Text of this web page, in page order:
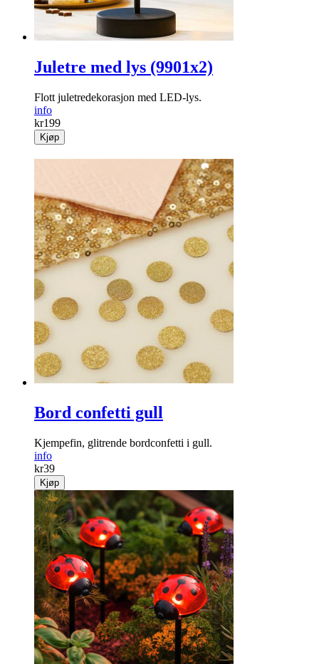
Juletre med lys (9901x2)
Flott juletre­dekorasjon med LED-lys.
info
kr199
Kjøp
Bord confetti gull
Kjempefin, glitrende bordconfetti i gull.
info
kr39
Kjøp